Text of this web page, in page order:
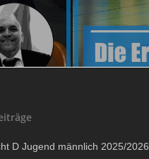
D Jugend männlich 2025/2026